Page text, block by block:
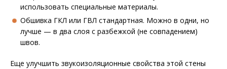
использовать специальные материалы.
Обшивка ГКЛ или ГВЛ стандартная. Можно в одни, но
лучше — в два слоя с разбежкой (не совпадением)
швов.
Еще улучшить звукоизоляционные свойства этой стены